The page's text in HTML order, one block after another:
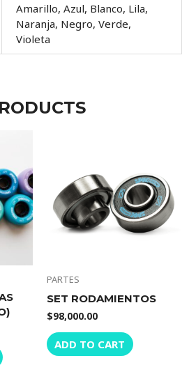
Amarillo, Azul, Blanco, Lila,
Naranja, Negro, Verde,
Violeta
PARTES
SET RODAMIENTOS
$98,000.00
ADD TO CART